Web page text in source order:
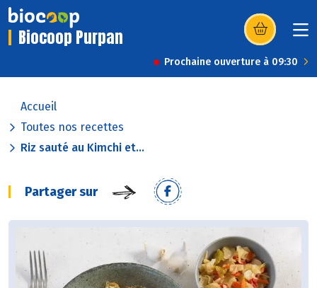
Biocoop Purpan (s’ouvre dans
Prochaine ouverture à 09:30
Accueil
Toutes nos recettes
Riz sauté au Kimchi et...
Partager sur